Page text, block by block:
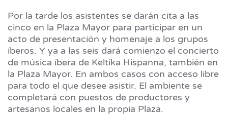
Por la tarde los asistentes se darán cita a las
cinco en la Plaza Mayor para participar en un
acto de presentación y homenaje a los grupos
íberos. Y ya a las seis dará comienzo el concierto
de música íbera de Keltika Hispanna, también en
la Plaza Mayor. En ambos casos con acceso libre
para todo el que desee asistir. El ambiente se
completará con puestos de productores y
artesanos locales en la propia Plaza.